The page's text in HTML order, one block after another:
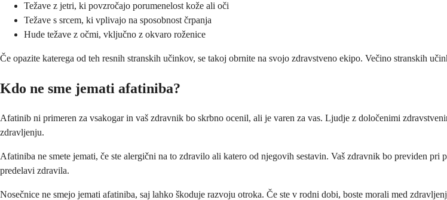
Težave z jetri, ki povzročajo porumenelost kože ali oči
Težave s srcem, ki vplivajo na sposobnost črpanja
Hude težave z očmi, vključno z okvaro roženice
Če opazite katerega od teh resnih stranskih učinkov, se takoj obrnite na svojo zdravstveno ekipo. Večino stranskih
Kdo ne sme jemati afatiniba?
Afatinib ni primeren za vsakogar in vaš zdravnik bo skrbno ocenil, ali je varen za vas. Ljudje z določenimi
zdravljenju.
Afatiniba ne smete jemati, če ste alergični na to zdravilo ali katero od njegovih sestavin. Vaš zdravnik bo previden
predelavi zdravila.
Nosečnice ne smejo jemati afatiniba, saj lahko škoduje razvoju otroka. Če ste v rodni dobi, boste morali med